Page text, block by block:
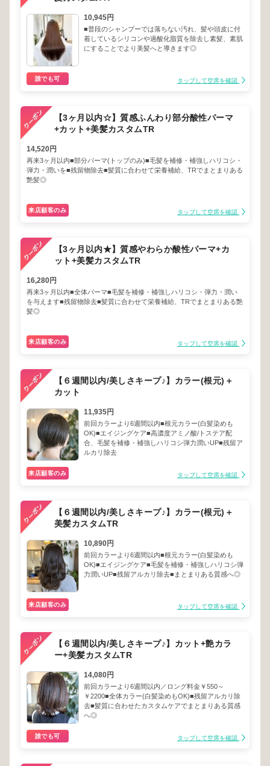
10,945円
■普段のシャンプーでは落ちない汚れ、髪や頭皮に付
着しているシリコンや過酸化脂質を除去し素髪、素肌
にすることでより美髪へと導きます◎
誰でも可 タップして空席を確認
【3ヶ月以内☆】質感ふんわり部分酸性パーマ
+カット+美髪カスタムTR
14,520円
再来3ヶ月以内■部分パーマ(トップのみ)■毛髪を補修・補強しハリコシ・
弾力・潤いを■残留物除去■髪質に合わせて栄養補給、TRでまとまりある
艶髪◎
来店顧客のみ タップして空席を確認
【3ヶ月以内★】質感やわらか酸性パーマ+カ
ット+美髪カスタムTR
16,280円
再来3ヶ月以内■全体パーマ■毛髪を補修・補強しハリコシ・弾力・潤い
を与えます■残留物除去■髪質に合わせて栄養補給、TRでまとまりある艶
髪◎
来店顧客のみ タップして空席を確認
【６週間以内/美しさキープ♪】カラー(根元)＋
カット
11,935円
前回カラーより6週間以内■根元カラー(白髪染めも
OK)■エイジングケア■高濃度アミノ酸/トステア配
合、毛髪を補修・補強しハリコシ弾力潤いUP■残留ア
ルカリ除去
来店顧客のみ タップして空席を確認
【６週間以内/美しさキープ♪】カラー(根元)＋
美髪カスタムTR
10,890円
前回カラーより6週間以内■根元カラー(白髪染めも
OK)■エイジングケア■毛髪を補修・補強しハリコシ弾
力潤いUP■残留アルカリ除去■まとまりある質感へ◎
来店顧客のみ タップして空席を確認
【６週間以内/美しさキープ♪】カット+艶カラ
ー+美髪カスタムTR
14,080円
前回カラーより6週間以内／ロング料金￥550～
￥2200■全体カラー(白髪染めもOK)■残留アルカリ除
去■髪質に合わせたカスタムケアでまとまりある質感
へ◎
誰でも可 タップして空席を確認